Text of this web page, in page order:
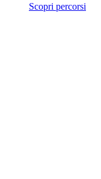
Scopri percorsi